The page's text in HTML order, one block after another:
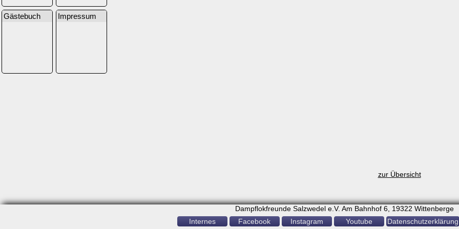
Gästebuch Impressum
zur Übersicht
Dampflokfreunde Salzwedel e.V. Am Bahnhof 6, 19322 Wittenberge
Internes
Facebook Instagram Youtube Datenschutzerklärung